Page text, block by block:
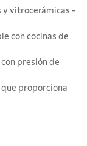
y vitrocerámicas -
con cocinas de
presión de
proporciona